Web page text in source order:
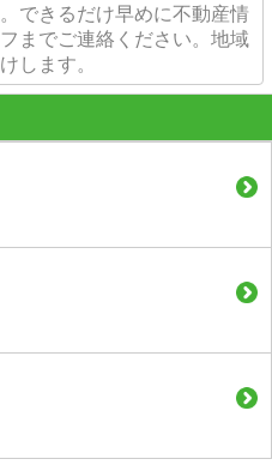
できるだけ早めに不動産情
までご連絡ください。地域
します。